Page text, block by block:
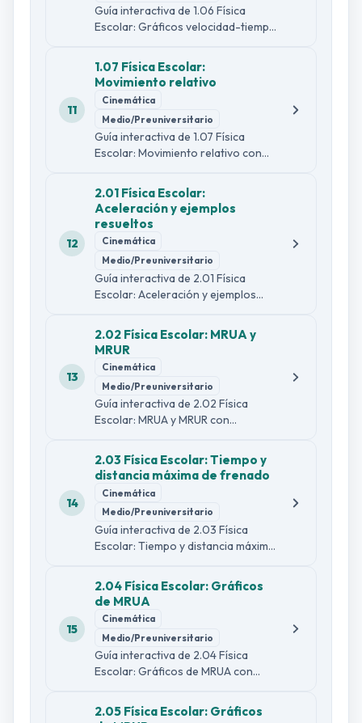
Guía interactiva de 1.06 Física
Escolar: Gráficos velocidad-tiempo
ejemplo guiado, comprobaciones
de lectura, dos infografías y 30
11
1.07 Física Escolar:
Movimiento relativo
Cinemática
Medio/Preuniversitario
Guía interactiva de 1.07 Física
Escolar: Movimiento relativo con
ejemplo guiado, comprobaciones
de lectura, dos infografías y 30
preguntas diagnósticas.
12
2.01 Física Escolar:
Aceleración y ejemplos
resueltos
Cinemática
Medio/Preuniversitario
Guía interactiva de 2.01 Física
Escolar: Aceleración y ejemplos
formal, ejemplo guiado,
comprobaciones de lectura, dos
infografías y 30 preguntas
diagnósticas.
13
2.02 Física Escolar: MRUA y
MRUR
Cinemática
Medio/Preuniversitario
Guía interactiva de 2.02 Física
Escolar: MRUA y MRUR con
ejemplo guiado, comprobaciones
de lectura, dos infografías y 30
preguntas diagnósticas.
14
2.03 Física Escolar: Tiempo y
distancia máxima de frenado
Cinemática
Medio/Preuniversitario
Guía interactiva de 2.03 Física
Escolar: Tiempo y distancia máxima
y formal, ejemplo guiado,
comprobaciones de lectura, dos
infografías y 30 preguntas
diagnósticas.
15
2.04 Física Escolar: Gráficos
de MRUA
Cinemática
Medio/Preuniversitario
Guía interactiva de 2.04 Física
Escolar: Gráficos de MRUA con
ejemplo guiado, comprobaciones
de lectura, dos infografías y 30
2.05 Física Escolar: Gráficos